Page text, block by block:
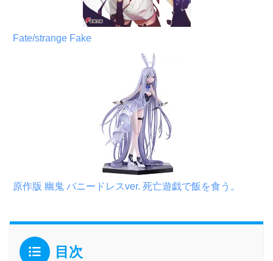
Fate/strange Fake
原作版 幽鬼 バニードレスver. 死亡遊戯で飯を食う。
目次